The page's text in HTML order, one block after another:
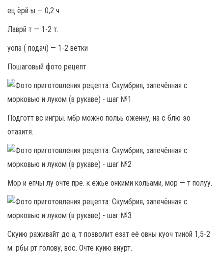
ец ёрй ы — 0,2 ч.
Лаврй т — 1-2 т.
уопа ( подач) — 1-2 ветки
Пошаговый фото рецепт
Подготт вс ингры. мбр можно польь оженну, на с блю эо
отазитя.
Мор и епчы лу очте пре. к ежье онкими кольами, мор — т полуу.
Скуию раживайт до а, т позволит езат её овны куоч тиной 1,5-2
м. рбы рт голову, вос. Очте куию внурт.